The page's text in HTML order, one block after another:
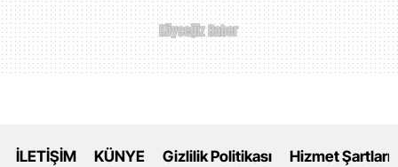
İLETİŞİM KÜNYE Gizlilik Politikası Hizmet Şartları